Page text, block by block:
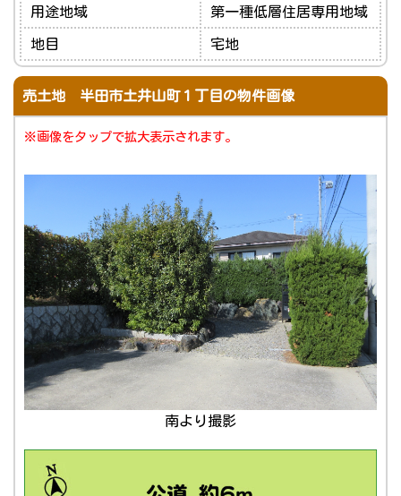
用途地域 第一種低層住居専用地域
地目 宅地
売土地 半田市土井山町１丁目の物件画像
※画像をタップで拡大表示されます。
南より撮影